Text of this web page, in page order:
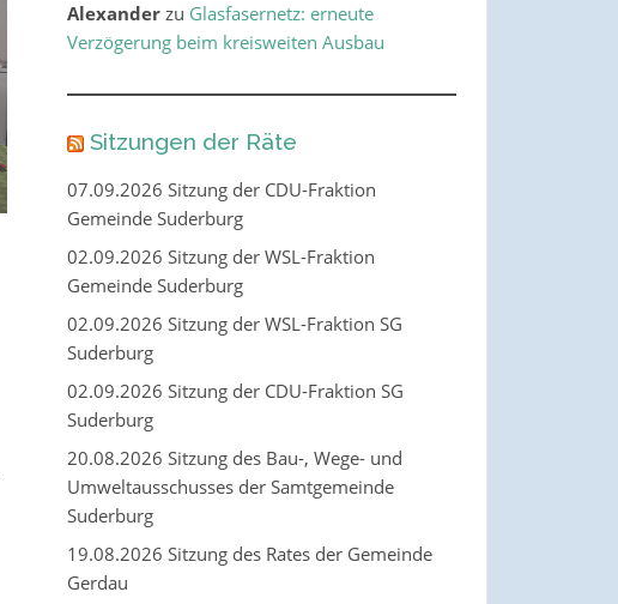
Alexanderzu Glasfasernetz: erneute
Verzögerung beim kreisweiten Ausbau
Sitzungen der Räte
07.09.2026 Sitzung der CDU-Fraktion
Gemeinde Suderburg
02.09.2026 Sitzung der WSL-Fraktion
Gemeinde Suderburg
02.09.2026 Sitzung der WSL-Fraktion SG
Suderburg
02.09.2026 Sitzung der CDU-Fraktion SG
Suderburg
20.08.2026 Sitzung des Bau-, Wege- und
Umweltausschusses der Samtgemeinde
Suderburg
19.08.2026 Sitzung des Rates der Gemeinde
Gerdau